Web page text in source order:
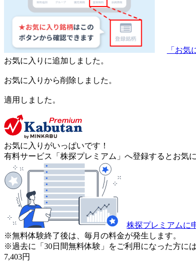
「お気
お気に入りに追加しました。
お気に入りから削除しました。
適用しました。
お気に入りがいっぱいです！
有料サービス「株探プレミアム」へ登録するとお気
株探プレミアムに
※無料体験終了後は、毎月の料金が発生します。
※過去に「30日間無料体験」をご利用になった方に
7,403円